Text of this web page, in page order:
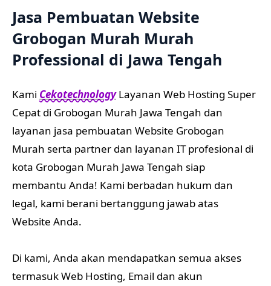
Jasa Pembuatan Website
Grobogan Murah Murah
Professional di Jawa Tengah
Kami CekotechnologyLayanan Web Hosting Super
Cepat di Grobogan Murah Jawa Tengah dan
layanan jasa pembuatan Website Grobogan
Murah serta partner dan layanan IT profesional di
kota Grobogan Murah Jawa Tengah siap
membantu Anda! Kami berbadan hukum dan
legal, kami berani bertanggung jawab atas
Website Anda.
Di kami, Anda akan mendapatkan semua akses
termasuk Web Hosting, Email dan akun